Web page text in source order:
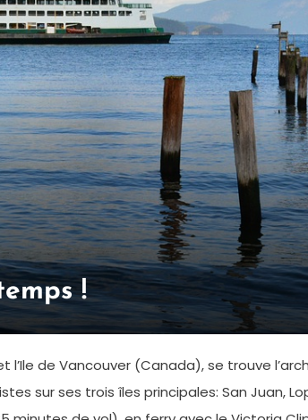
!
de Vancouver (Canada), se trouve
sur ses trois îles principales: San Juan,